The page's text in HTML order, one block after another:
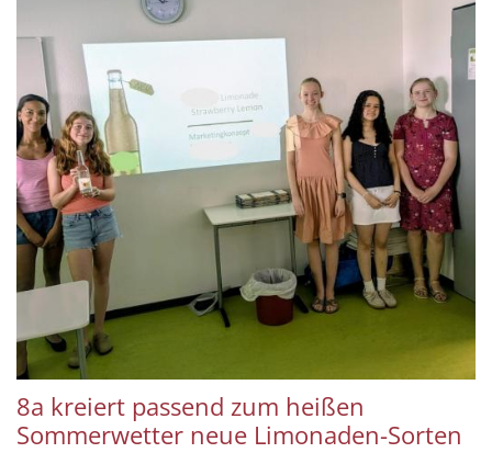
8a kreiert passend zum heißen
Sommerwetter neue Limonaden-Sorten